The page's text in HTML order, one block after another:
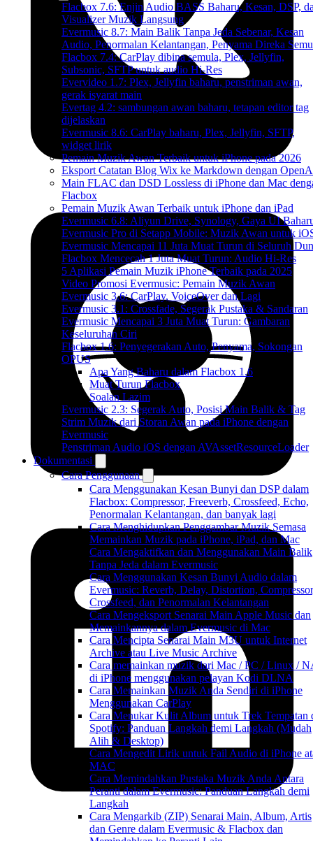
Flacbox 7.6: Enjin Audio BASS Baharu, Kesan, DSP,
Visualizer Muzik Langsung
Evermusic 8.7: Main Balik Tanpa Jeda Sebenar, Kesan
Audio, Penormalan Kelantangan, Penyama Direka
Flacbox 7.4: CarPlay dibina semula, Plex, Jellyfin,
Subsonic, SFTP untuk audio Hi-Res
Evervideo 1.7: Plex, Jellyfin baharu, penstriman awan,
gerak isyarat main
Evertag 4.2: sambungan awan baharu, tetapan editor tag
dijelaskan
Evermusic 8.6: CarPlay baharu, Plex, Jellyfin, SFTP,
widget lirik
Pemain Muzik Awan Terbaik untuk iPhone pada 2026
Eksport Catatan Blog Wix ke Markdown dengan
Main FLAC dan DSD Lossless di iPhone dan Mac
Flacbox
Pemain Muzik Awan Terbaik untuk iPhone dan iPad
Evermusic 6.8: Aliyun Drive, Synology, Gaya UI
Evermusic Pro di Setapp Mobile: Muzik Awan untuk
Evermusic Mencapai 11 Juta Muat Turun di Seluruh
Flacbox Mencecah 1 Juta Muat Turun: Audio Hi-Res
5 Aplikasi Pemain Muzik iPhone Terbaik pada 2025
Video Promosi Evermusic: Pemain Muzik Awan
Evermusic 3.6: CarPlay, VoiceOver dan Lagi
Evermusic 3.1: Crossfade, Segerak Pustaka & Sandaran
Evermusic Mencapai 3 Juta Muat Turun: Gambaran
Keseluruhan Ciri
Flacbox 1.6: Penyegerakan Auto, Penyama, Sokongan
OPUS
Apa Yang Baharu dalam Flacbox 1.6
Muat Turun Flacbox
Soalan Lazim
Evermusic 2.3: Segerak Auto, Posisi Main Balik & Tag
Strim Muzik dari Storan Awan pada iPhone dengan
Evermusic
Penstriman Audio iOS dengan AVAssetResourceLoader
Dokumentasi
Cara Penggunaan
Cara Menggunakan Kesan Bunyi dan DSP dalam
Flacbox: Compressor, Freeverb, Crossfeed, Echo,
Penormalan Kelantangan, dan banyak lagi
Cara Menghidupkan Penggambar Muzik Semasa
Memainkan Muzik pada iPhone, iPad, dan Mac
Cara Mengaktifkan dan Menggunakan Main Balik
Tanpa Jeda dalam Evermusic
Cara Menggunakan Kesan Bunyi Audio dalam
Evermusic: Reverb, Delay, Distortion,
Crossfeed, dan Penormalan Kelantangan
Cara Mengeksport Senarai Main Apple Music dan
Memainkannya dalam Evermusic di Mac
Cara Mencipta Senarai Main M3U untuk Internet
Archive atau Live Music Archive
Cara memainkan muzik dari Mac / PC / Linux /
di iPhone menggunakan pelayan Kodi DLNA
Cara Memainkan Muzik Anda Sendiri di iPhone
Menggunakan CarPlay
Cara Menukar Kulit Album untuk Trek Tempatan
Spotify: Panduan Langkah demi Langkah (Mudah
Alih & Desktop)
Cara Mengedit Lirik untuk Fail Audio di iPhone
MAC
Cara Memindahkan Pustaka Muzik Anda Antara
Peranti dalam Evermusic: Panduan Langkah demi
Langkah
Cara Mengarkib (ZIP) Senarai Main, Album, Artis
dan Genre dalam Evermusic & Flacbox dan